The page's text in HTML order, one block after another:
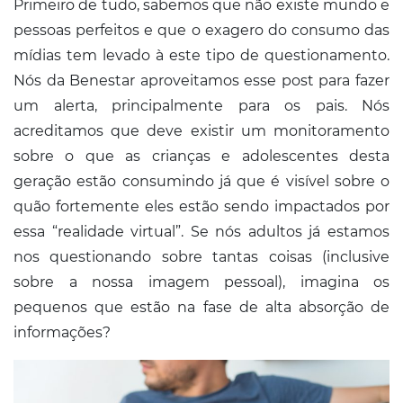
Primeiro de tudo, sabemos que não existe mundo e
pessoas perfeitos e que o exagero do consumo das
mídias tem levado à este tipo de questionamento.
Nós da Benestar aproveitamos esse post para fazer
um alerta, principalmente para os pais. Nós
acreditamos que deve existir um monitoramento
sobre o que as crianças e adolescentes desta
geração estão consumindo já que é visível sobre o
quão fortemente eles estão sendo impactados por
essa “realidade virtual”. Se nós adultos já estamos
nos questionando sobre tantas coisas (inclusive
sobre a nossa imagem pessoal), imagina os
pequenos que estão na fase de alta absorção de
informações?